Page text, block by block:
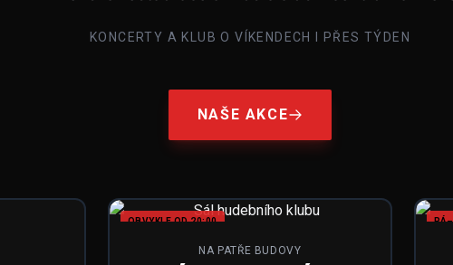
KONCERTY A KLUB O VÍKENDECH I PŘES TÝDEN
NAŠE AKCE
OBVYKLE OD 20:00
NA PATŘE BUDOVY